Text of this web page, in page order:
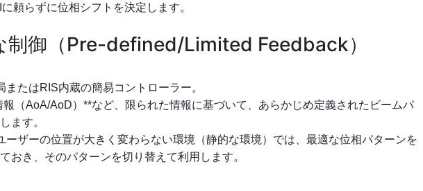
頼らずに位相シフトを決定します。
制御（Pre-defined/Limited Feedback）
またはRIS内蔵の簡易コントローラー。
報（AoA/AoD）**など、限られた情報に基づいて、あらかじめ定義されたビームパ
ます。
ーザーの位置が大きく変わらない環境（静的な環境）では、最適な位相パターンを
おき、そのパターンを切り替えて利用します。